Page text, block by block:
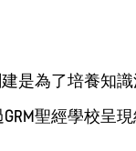
是為了培養知
聖經學校呈